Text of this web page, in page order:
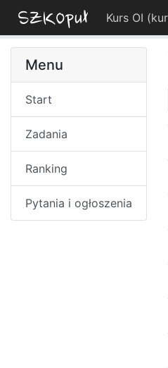
Menu
Start
Zadania
Ranking
Pytania i ogłoszenia